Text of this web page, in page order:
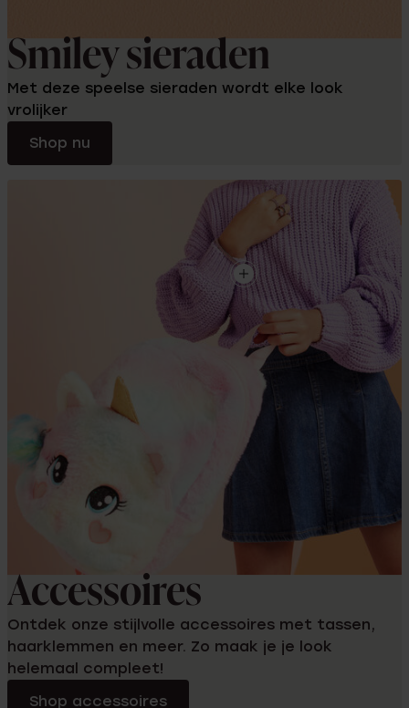
Smiley sieraden
Met deze speelse sieraden wordt elke look
vrolijker
Shop nu
Accessoires
Ontdek onze stijlvolle accessoires met tassen,
haarklemmen en meer. Zo maak je je look
helemaal compleet!
Shop accessoires